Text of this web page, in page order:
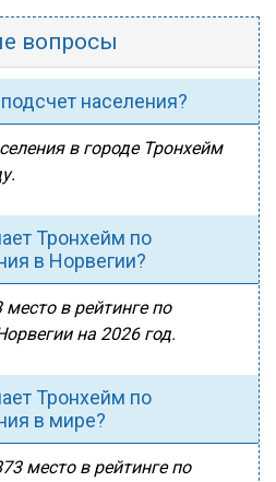
вопросы
населения?
в городе Тронхейм
Тронхейм по
в Норвегии?
в рейтинге по
на 2026 год.
Тронхейм по
в мире?
место в рейтинге по